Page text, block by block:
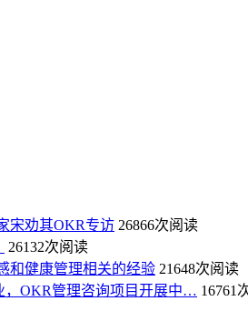
宋劝其OKR专访 26866次阅读
26132次阅读
和健康管理相关的经验 21648次阅读
，OKR管理咨询项目开展中… 16761